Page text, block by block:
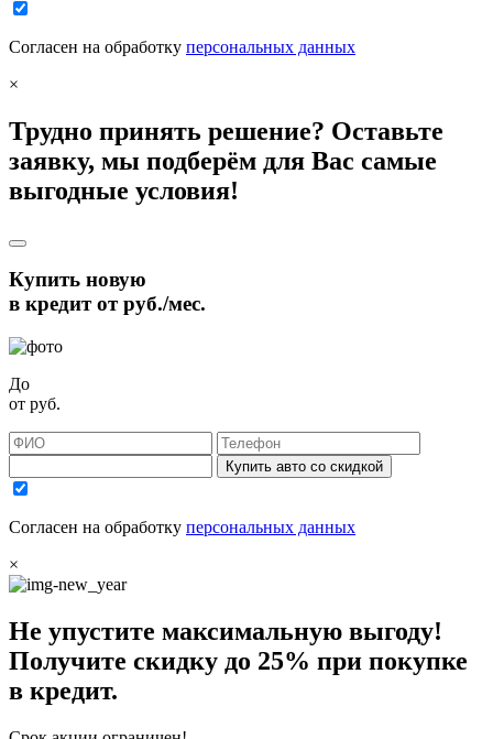
Согласен на обработку персональных данных
×
Трудно принять решение? Оставьте
заявку, мы подберём для Вас самые
выгодные условия!
Купить новую
в кредит отруб./мес.
До
от руб.
Купить авто со скидкой
Согласен на обработку персональных данных
×
Не упустите максимальную выгоду!
Получите скидку до 25% при покупке
в кредит.